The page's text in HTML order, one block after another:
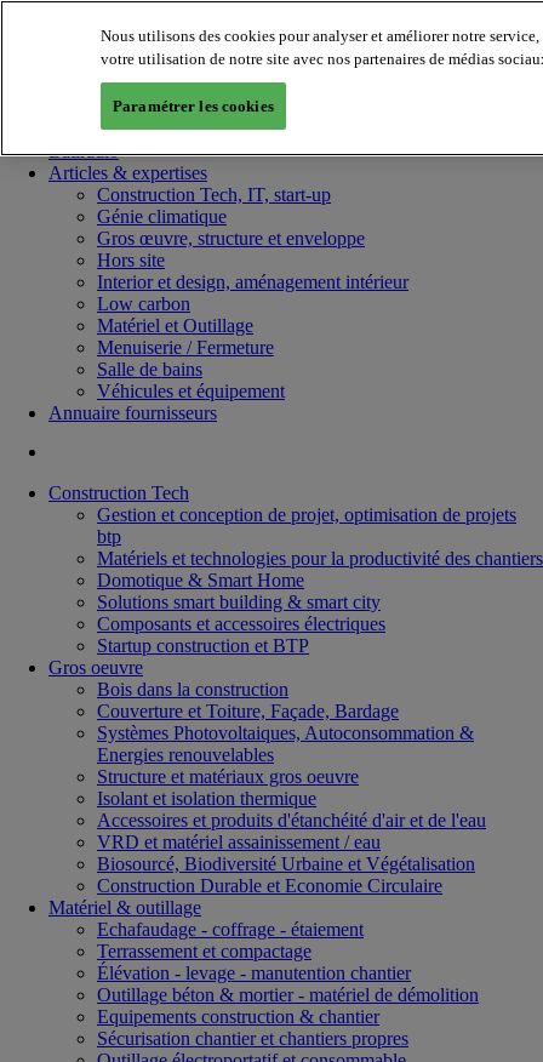
Batiradio
Articles & expertises
Construction Tech, IT, start-up
Génie climatique
Gros œuvre, structure et enveloppe
Hors site
Interior et design, aménagement intérieur
Low carbon
Matériel et Outillage
Menuiserie / Fermeture
Salle de bains
Véhicules et équipement
Annuaire fournisseurs
Construction Tech
Gestion et conception de projet, optimisation de projets
btp
Matériels et technologies pour la productivité des chantiers
Domotique & Smart Home
Solutions smart building & smart city
Composants et accessoires électriques
Startup construction et BTP
Gros oeuvre
Bois dans la construction
Couverture et Toiture, Façade, Bardage
Systèmes Photovoltaiques, Autoconsommation &
Energies renouvelables
Structure et matériaux gros oeuvre
Isolant et isolation thermique
Accessoires et produits d'étanchéité d'air et de l'eau
VRD et matériel assainissement / eau
Biosourcé, Biodiversité Urbaine et Végétalisation
Construction Durable et Economie Circulaire
Matériel & outillage
Echafaudage - coffrage - étaiement
Terrassement et compactage
Élévation - levage - manutention chantier
Outillage béton & mortier - matériel de démolition
Equipements construction & chantier
Sécurisation chantier et chantiers propres
Nous utilisons des cookies pour analyser et améliorer notre
votre utilisation de notre site avec nos partenaires de médias
Paramétrer les cookies